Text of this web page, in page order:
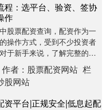
程：选平台、验资、签协
作
股票配资查询，配资作为一
操作方式，受到不少投资者
于新手来说，了解完整的配
要。本文将详细介绍炒股配
环节....
作者： 股票配资网站 栏
股网站
资平台|正规安全|低息起配